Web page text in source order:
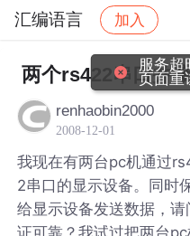
汇编语言 加入
社区 汇编语言 帖
两个rs422串口并
renhaobin2000
2008-12-01
我现在有两台pc机通过
2串口的显示设备。同时
给显示设备发送数据，
证可靠？我试过把两台
服务超
页面重